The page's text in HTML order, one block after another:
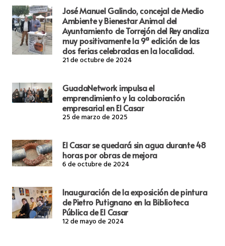
José Manuel Galindo, concejal de Medio
Ambiente y Bienestar Animal del
Ayuntamiento de Torrejón del Rey analiza
muy positivamente la 9ª edición de las
dos ferias celebradas en la localidad.
21 de octubre de 2024
GuadaNetwork impulsa el
emprendimiento y la colaboración
empresarial en El Casar
25 de marzo de 2025
El Casar se quedará sin agua durante 48
horas por obras de mejora
6 de octubre de 2024
Inauguración de la exposición de pintura
de Pietro Putignano en la Biblioteca
Pública de El Casar
12 de mayo de 2024